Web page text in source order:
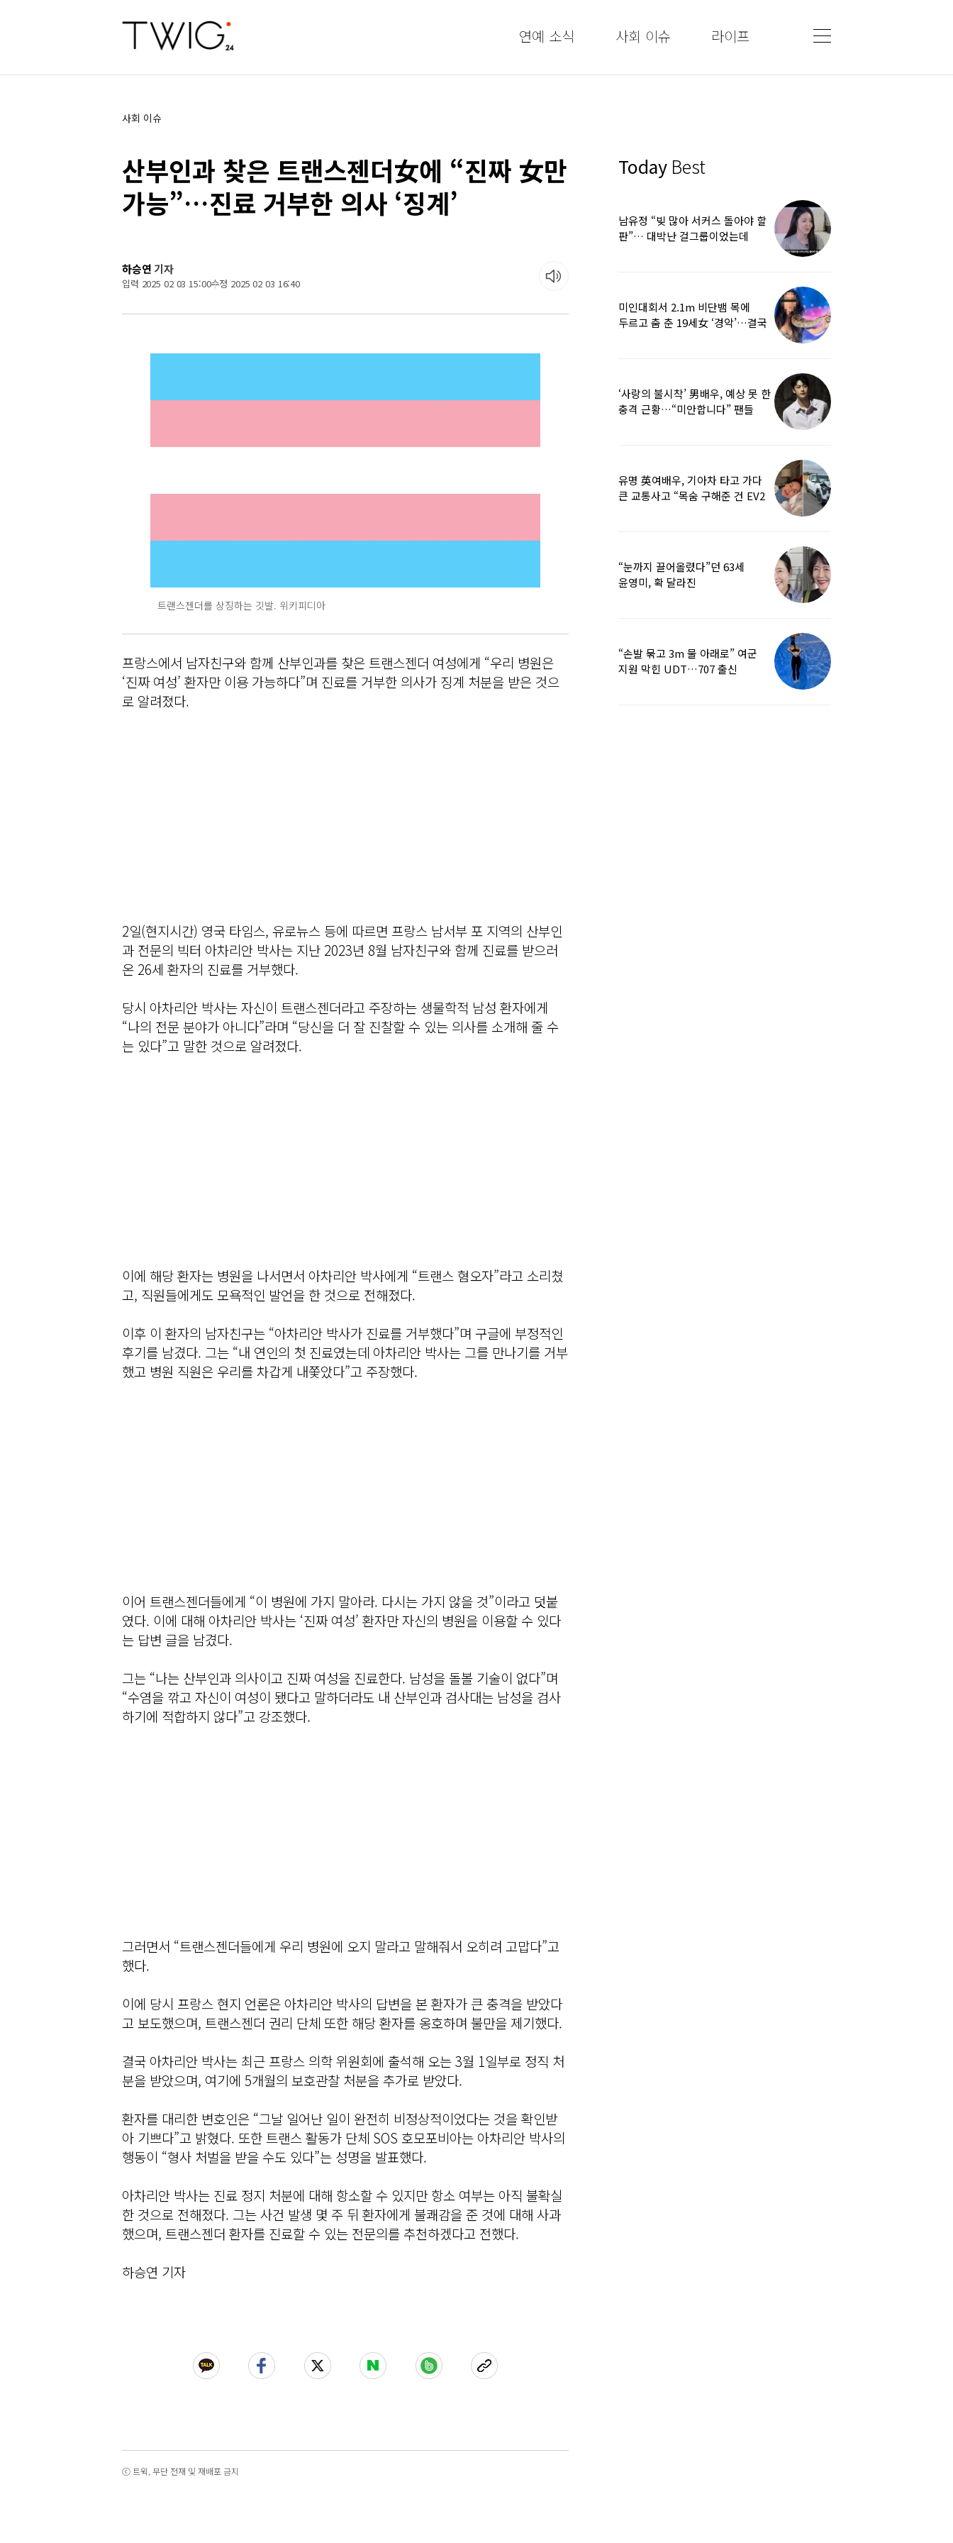
연예 소식 사회 이슈 라이프
사회 이슈
산부인과 찾은 트랜스젠더女에 “진짜 女만
가능”…진료 거부한 의사 ‘징계’
하승연기자
입력 2025 02 03 15:00수정 2025 02 03 16:40
트랜스젠더를 상징하는 깃발. 위키피디아
프랑스에서 남자친구와 함께 산부인과를 찾은 트랜스젠더 여성에게 “우리 병원은
‘진짜 여성’ 환자만 이용 가능하다”며 진료를 거부한 의사가 징계 처분을 받은 것으
로 알려졌다.
2일(현지시간) 영국 타임스, 유로뉴스 등에 따르면 프랑스 남서부 포 지역의 산부인
과 전문의 빅터 아차리안 박사는 지난 2023년 8월 남자친구와 함께 진료를 받으러
온 26세 환자의 진료를 거부했다.
당시 아차리안 박사는 자신이 트랜스젠더라고 주장하는 생물학적 남성 환자에게
“나의 전문 분야가 아니다”라며 “당신을 더 잘 진찰할 수 있는 의사를 소개해 줄 수
는 있다”고 말한 것으로 알려졌다.
이에 해당 환자는 병원을 나서면서 아차리안 박사에게 “트랜스 혐오자”라고 소리쳤
고, 직원들에게도 모욕적인 발언을 한 것으로 전해졌다.
이후 이 환자의 남자친구는 “아차리안 박사가 진료를 거부했다”며 구글에 부정적인
후기를 남겼다. 그는 “내 연인의 첫 진료였는데 아차리안 박사는 그를 만나기를 거부
했고 병원 직원은 우리를 차갑게 내쫓았다”고 주장했다.
이어 트랜스젠더들에게 “이 병원에 가지 말아라. 다시는 가지 않을 것”이라고 덧붙
였다. 이에 대해 아차리안 박사는 ‘진짜 여성’ 환자만 자신의 병원을 이용할 수 있다
는 답변 글을 남겼다.
그는 “나는 산부인과 의사이고 진짜 여성을 진료한다. 남성을 돌볼 기술이 없다”며
“수염을 깎고 자신이 여성이 됐다고 말하더라도 내 산부인과 검사대는 남성을 검사
하기에 적합하지 않다”고 강조했다.
그러면서 “트랜스젠더들에게 우리 병원에 오지 말라고 말해줘서 오히려 고맙다”고
했다.
이에 당시 프랑스 현지 언론은 아차리안 박사의 답변을 본 환자가 큰 충격을 받았다
고 보도했으며, 트랜스젠더 권리 단체 또한 해당 환자를 옹호하며 불만을 제기했다.
결국 아차리안 박사는 최근 프랑스 의학 위원회에 출석해 오는 3월 1일부로 정직 처
분을 받았으며, 여기에 5개월의 보호관찰 처분을 추가로 받았다.
환자를 대리한 변호인은 “그날 일어난 일이 완전히 비정상적이었다는 것을 확인받
아 기쁘다”고 밝혔다. 또한 트랜스 활동가 단체 SOS 호모포비아는 아차리안 박사의
행동이 “형사 처벌을 받을 수도 있다”는 성명을 발표했다.
아차리안 박사는 진료 정지 처분에 대해 항소할 수 있지만 항소 여부는 아직 불확실
한 것으로 전해졌다. 그는 사건 발생 몇 주 뒤 환자에게 불쾌감을 준 것에 대해 사과
했으며, 트랜스젠더 환자를 진료할 수 있는 전문의를 추천하겠다고 전했다.
하승연 기자
ⓒ 트윅, 무단 전재 및 재배포 금지
Today Best
남유정 “빚 많아 서커스 돌아야 할
판”… 대박난 걸그룹이었는데
미인대회서 2.1m 비단뱀 목에
두르고 춤 춘 19세女 ‘경악’…결국
‘사랑의 불시착’ 男배우, 예상 못 한
충격 근황…“미안합니다” 팬들
유명 英여배우, 기아차 타고 가다
큰 교통사고 “목숨 구해준 건 EV2
“눈까지 끌어올렸다”던 63세
윤영미, 확 달라진
“손발 묶고 3m 물 아래로” 여군
지원 막힌 UDT…707 출신